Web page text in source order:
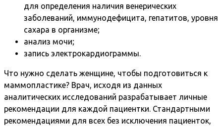
для определения наличия венерических
заболеваний, иммунодефицита, гепатитов, уровня
сахара в организме;
анализ мочи;
запись электрокардиограммы.
Что нужно сделать женщине, чтобы подготовиться к
маммопластике? Врач, исходя из данных
аналитических исследований разрабатывает личные
рекомендации для каждой пациентки. Стандартными
рекомендациями для всех без исключения пациенток,